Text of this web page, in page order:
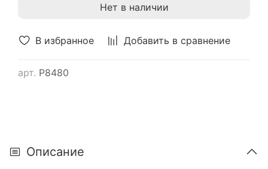
В избранное Добавить в сравнение
арт. Р8480
Нет в наличии
Описание